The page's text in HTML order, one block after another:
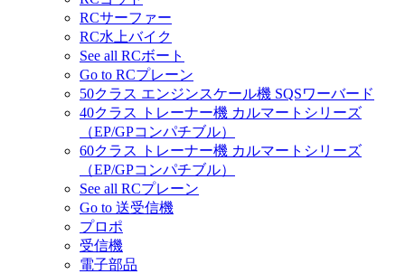
RCサーファー
RC水上バイク
See all RCボート
Go to RCプレーン
50クラス エンジンスケール機 SQSワーバード
40クラス トレーナー機 カルマートシリーズ
（EP/GPコンパチブル）
60クラス トレーナー機 カルマートシリーズ
（EP/GPコンパチブル）
See all RCプレーン
Go to 送受信機
プロポ
受信機
電子部品